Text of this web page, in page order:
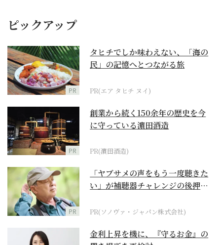
ピックアップ
PR
タヒチでしか味わえない、「海の
民」の記憶へとつながる旅
PR(エア タヒチ ヌイ)
PR
創業から続く150余年の歴史を今
に守っている濵田酒造
PR(濵田酒造)
PR
「ヤブサメの声をもう一度聴きた
い」が補聴器チャレンジの後押し
PR(ソノヴァ・ジャパン株式会社)
金利上昇を機に、『守るお金』の